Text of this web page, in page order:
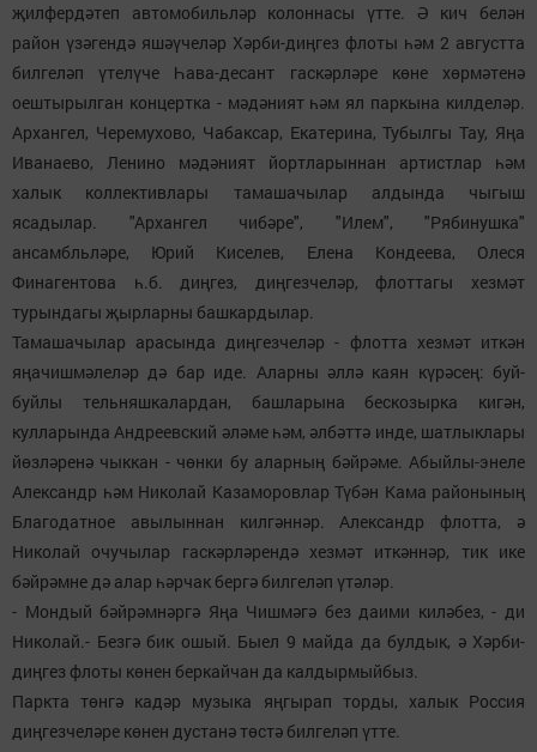
җилфердәтеп автомобильләр колоннасы үтте. Ә кич белән
район үзәгендә яшәүчеләр Хәрби-диңгез флоты һәм 2 августта
билгеләп үтелүче Һава-десант гаскәрләре көне хөрмәтенә
оештырылган концертка - мәдәният һәм ял паркына килделәр.
Архангел, Черемухово, Чабаксар, Екатерина, Тубылгы Тау, Яңа
Иванаево, Ленино мәдәният йортларыннан артистлар һәм
халык коллективлары тамашачылар алдында чыгыш
ясадылар. "Архангел чибәре", "Илем", "Рябинушка"
ансамбльләре, Юрий Киселев, Елена Кондеева, Олеся
Финагентова һ.б. диңгез, диңгезчеләр, флоттагы хезмәт
турындагы җырларны башкардылар.
Тамашачылар арасында диңгезчеләр - флотта хезмәт иткән
яңачишмәлеләр дә бар иде. Аларны әллә каян күрәсең: буй-
буйлы тельняшкалардан, башларына бескозырка кигән,
кулларында Андреевский әләме һәм, әлбәттә инде, шатлыклары
йөзләренә чыккан - чөнки бу аларның бәйрәме. Абыйлы-энеле
Александр һәм Николай Казаморовлар Түбән Кама районының
Благодатное авылыннан килгәннәр. Александр флотта, ә
Николай очучылар гаскәрләрендә хезмәт иткәннәр, тик ике
бәйрәмне дә алар һәрчак бергә билгеләп үтәләр.
- Мондый бәйрәмнәргә Яңа Чишмәгә без даими киләбез, - ди
Николай.- Безгә бик ошый. Быел 9 майда да булдык, ә Хәрби-
диңгез флоты көнен беркайчан да калдырмыйбыз.
Паркта төнгә кадәр музыка яңгырап торды, халык Россия
диңгезчеләре көнен дустанә төстә билгеләп үтте.